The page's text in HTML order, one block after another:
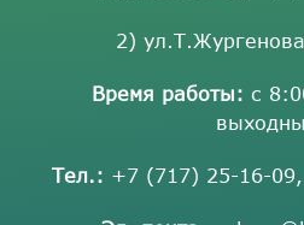
2)
Время работы: с
Тел.: +7 (717) 25-16-09,